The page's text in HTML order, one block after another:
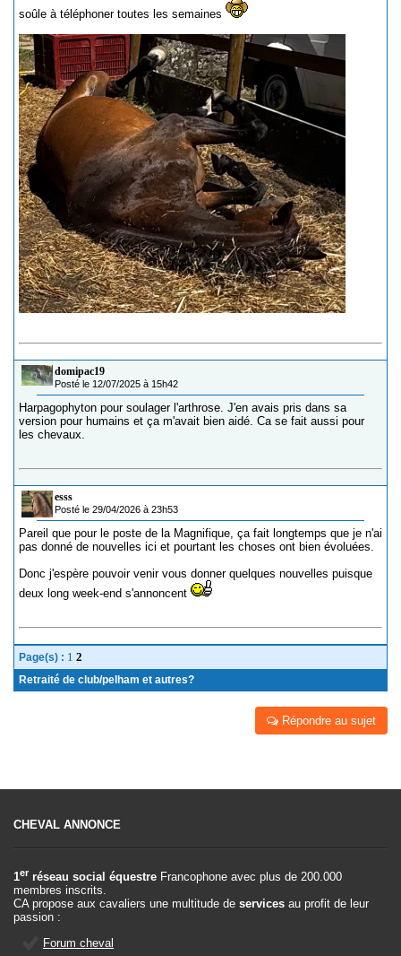
soûle à téléphoner toutes les semaines
domipac19
Posté le 12/07/2025 à 15h42
Harpagophyton pour soulager l'arthrose. J'en avais pris dans sa
version pour humains et ça m'avait bien aidé. Ca se fait aussi pour
les chevaux.
esss
Posté le 29/04/2026 à 23h53
Pareil que pour le poste de la Magnifique, ça fait longtemps que je n'ai
pas donné de nouvelles ici et pourtant les choses ont bien évoluées.
Donc j'espère pouvoir venir vous donner quelques nouvelles puisque
deux long week-end s'annoncent
Page(s) : 1 2
Retraité de club/pelham et autres?
Répondre au sujet
CHEVAL ANNONCE
1er réseau social équestre Francophone avec plus de 200.000
membres inscrits.
CA propose aux cavaliers une multitude de services au profit de leur
passion :
Forum cheval